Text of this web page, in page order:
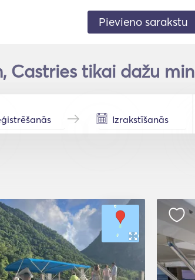
Pievieno sarakstu
Castries tikai dažu